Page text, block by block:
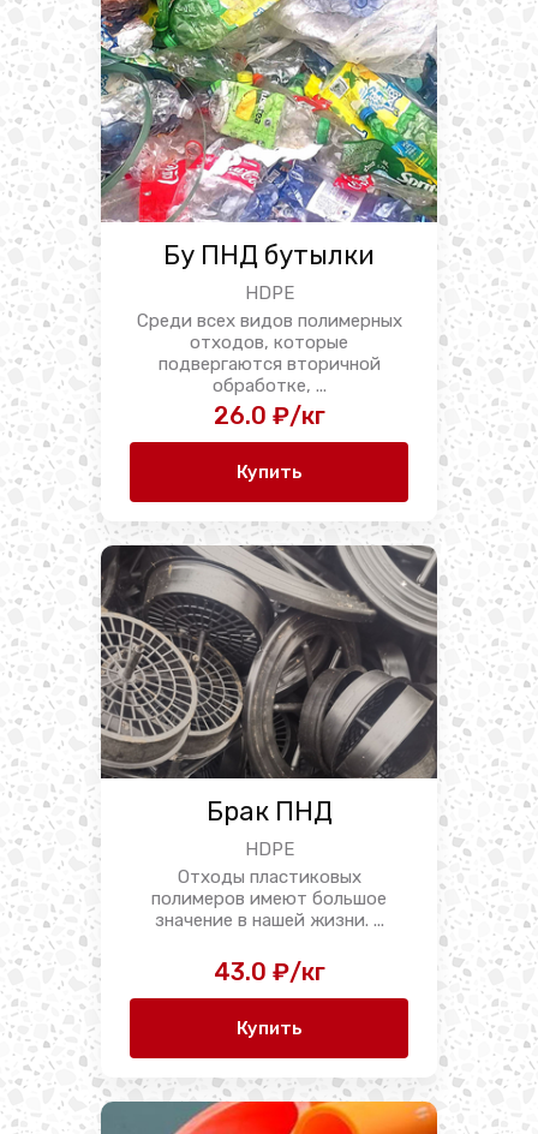
Бу ПНД бутылки
HDPE
Среди всех видов полимерных
отходов, которые
подвергаются вторичной
обработке, ...
26.0 ₽/кг
Купить
Брак ПНД
HDPE
Отходы пластиковых
полимеров имеют большое
значение в нашей жизни. ...
43.0 ₽/кг
Купить